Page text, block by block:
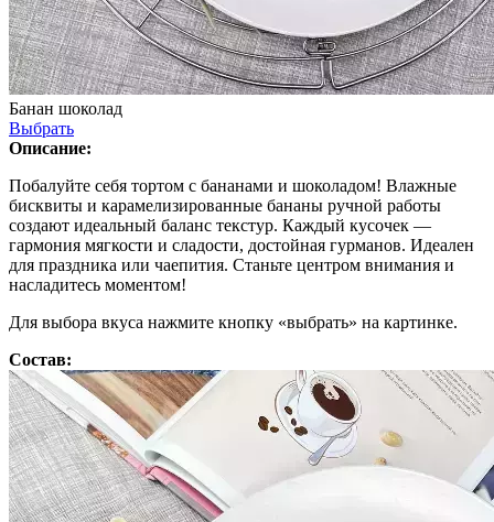
Банан шоколад
Выбрать
Описание:
Побалуйте себя тортом с бананами и шоколадом! Влажные
бисквиты и карамелизированные бананы ручной работы
создают идеальный баланс текстур. Каждый кусочек —
гармония мягкости и сладости, достойная гурманов. Идеален
для праздника или чаепития. Станьте центром внимания и
насладитесь моментом!
Для выбора вкуса нажмите кнопку «выбрать» на картинке.
Состав: